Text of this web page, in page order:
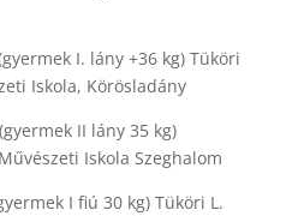
I. lány +36 kg) Tüköri
Iskola, Körösladány
II lány 35 kg)
Iskola Szeghalom
I fiú 30 kg) Tüköri L.